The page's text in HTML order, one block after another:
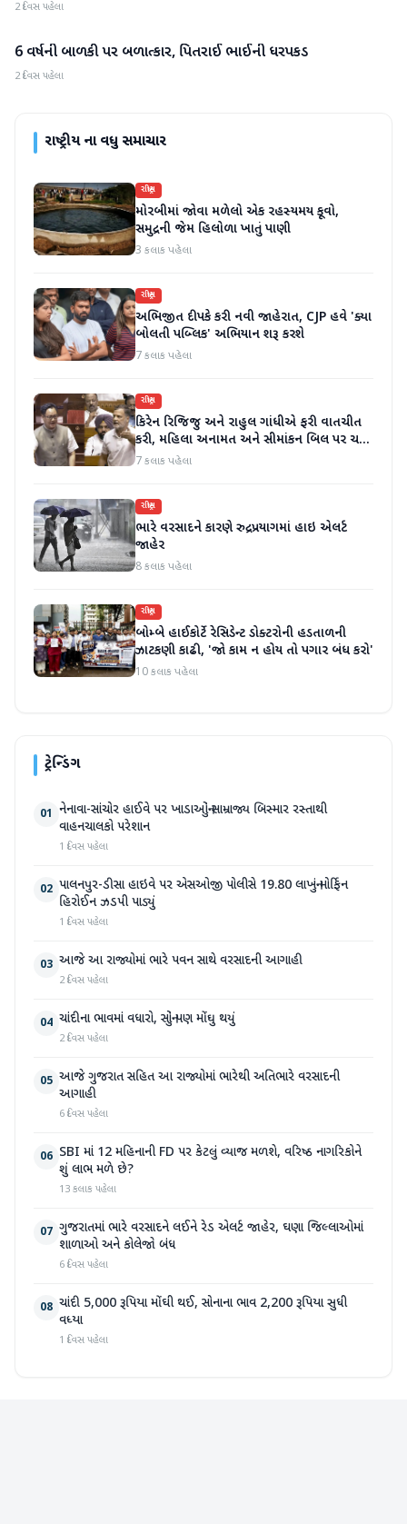
2 દિવસ પહેલા
રાષ્ટ્રીય
6 વર્ષની બાળકી પર બળાત્કાર, પિતરાઈ ભાઈની ધરપકડ
2 દિવસ પહેલા
રાષ્ટ્રીયના વધુ સમાચાર
રાષ્ટ્રીય
મોરબીમાં જોવા મળેલો એક રહસ્યમય કૂવો,
સમુદ્રની જેમ હિલોળા ખાતું પાણી
3 કલાક પહેલા
રાષ્ટ્રીય
અભિજીત દીપકે કરી નવી જાહેરાત, CJP હવે 'ક્યા
બોલતી પબ્લિક' અભિયાન શરૂ કરશે
7 કલાક પહેલા
રાષ્ટ્રીય
કિરેન રિજિજુ અને રાહુલ ગાંધીએ ફરી વાતચીત
કરી, મહિલા અનામત અને સીમાંકન બિલ પર ચર્ચા
કરી
7 કલાક પહેલા
રાષ્ટ્રીય
ભારે વરસાદને કારણે રુદ્રપ્રયાગમાં હાઇ એલર્ટ
જાહેર
8 કલાક પહેલા
રાષ્ટ્રીય
બોમ્બે હાઈકોર્ટે રેસિડેન્ટ ડોક્ટરોની હડતાળની
ઝાટકણી કાઢી, 'જો કામ ન હોય તો પગાર બંધ કરો'
10 કલાક પહેલા
ટ્રેન્ડિંગ
01 નેનાવા-સાંચોર હાઈવે પર ખાડાઓનું સામ્રાજ્ય બિસ્માર રસ્તાથી
વાહનચાલકો પરેશાન
1 દિવસ પહેલા
02 પાલનપુર-ડીસા હાઇવે પર એસઓજી પોલીસે 19.80 લાખનું મોર્ફિન
હિરોઈન ઝડપી પાડ્યું
1 દિવસ પહેલા
03 આજે આ રાજ્યોમાં ભારે પવન સાથે વરસાદની આગાહી
2 દિવસ પહેલા
04 ચાંદીના ભાવમાં વધારો, સોનું પણ મોંઘુ થયું
2 દિવસ પહેલા
05 આજે ગુજરાત સહિત આ રાજ્યોમાં ભારેથી અતિભારે વરસાદની
આગાહી
6 દિવસ પહેલા
06 SBI માં 12 મહિનાની FD પર કેટલું વ્યાજ મળશે, વરિષ્ઠ નાગરિકોને
શું લાભ મળે છે?
13 કલાક પહેલા
07 ગુજરાતમાં ભારે વરસાદને લઈને રેડ એલર્ટ જાહેર, ઘણા જિલ્લાઓમાં
શાળાઓ અને કોલેજો બંધ
6 દિવસ પહેલા
08 ચાંદી 5,000 રૂપિયા મોંઘી થઈ, સોનાના ભાવ 2,200 રૂપિયા સુધી
વધ્યા
1 દિવસ પહેલા